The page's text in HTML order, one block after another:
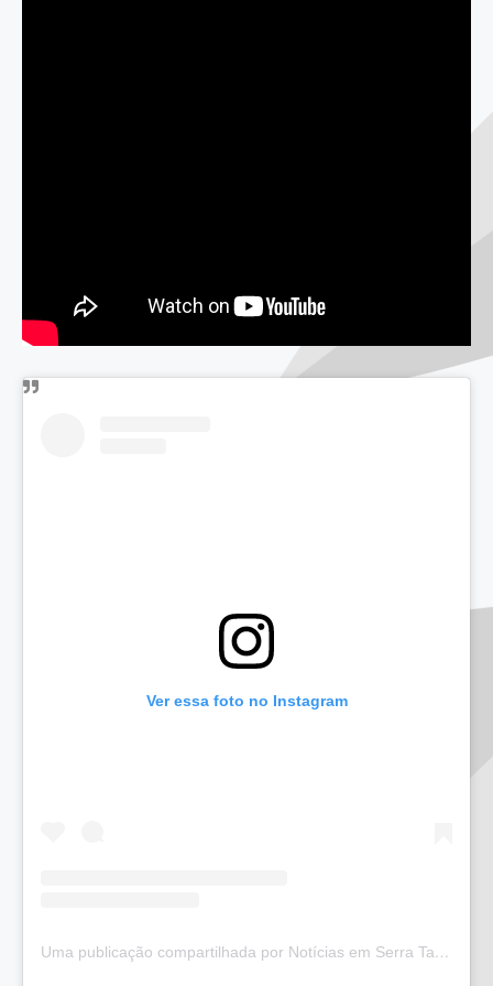
Ver essa foto no Instagram
Uma publicação compartilhada por Notícias em Serra Talhada (@bloglucianarego)